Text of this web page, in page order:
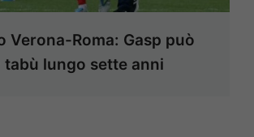
Verona-Roma: Gasp può
tabù lungo sette anni